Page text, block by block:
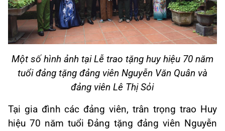
Một số hình ảnh tại Lễ trao tặng huy hiệu 70 năm
tuổi đảng tặng đảng viên Nguyễn Văn Quân và
đảng viên Lê Thị Sỏi
Tại gia đình các đảng viên, trân trọng trao Huy
hiệu 70 năm tuổi Đảng tặng đảng viên Nguyễn